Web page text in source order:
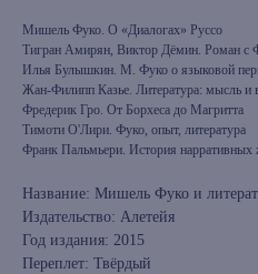
Мишель Фуко. О «Диалогах» Руссо
Тигран Амирян, Виктор Дёмин. Роман с
Илья Булышкин. М. Фуко о языковой
Жан-Филипп Казье. Литература: мысль и
Фредерик Гро. От Борхеса до Магритта
Тимоти О'Лири. Фуко, опыт, литература
Франк Пальмьери. История нарративных
Название: Мишель Фуко и
Издательство: Алетейя
Год издания: 2015
Переплет: Твёрдый